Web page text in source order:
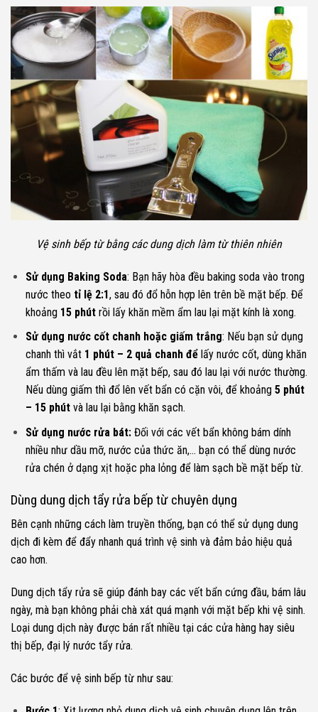
Vệ sinh bếp từ bằng các dung dịch làm từ thiên nhiên
Sử dụng Baking Soda: Bạn hãy hòa đều baking soda vào trong
nước theo tỉ lệ 2:1, sau đó đổ hỗn hợp lên trên bề mặt bếp. Để
khoảng 15 phútrồi lấy khăn mềm ẩm lau lại mặt kính là xong.
Sử dụng nước cốt chanh hoặc giấm trắng: Nếu bạn sử dụng
chanh thì vắt1 phút – 2 quả chanh đểlấy nước cốt, dùng khăn
ẩm thấm và lau đều lên mặt bếp, sau đó lau lại với nước thường.
Nếu dùng giấm thì đổ lên vết bẩn có cặn vôi, để khoảng 5 phút
– 15 phútvà lau lại bằng khăn sạch.
Sử dụng nước rửa bát: Đối với các vết bẩn không bám dính
nhiều như dầu mỡ, nước của thức ăn,… bạn có thể dùng nước
rửa chén ở dạng xịt hoặc pha lỏng để làm sạch bề mặt bếp từ.
Dùng dung dịch tẩy rửa bếp từ chuyên dụng
Bên cạnh những cách làm truyền thống, bạn có thể sử dụng dung
dịch đi kèm để đẩy nhanh quá trình vệ sinh và đảm bảo hiệu quả
cao hơn.
Dung dịch tẩy rửa sẽ giúp đánh bay các vết bẩn cứng đầu, bám lâu
ngày, mà bạn không phải chà xát quá mạnh với mặt bếp khi vệ sinh.
Loại dung dịch này được bán rất nhiều tại các cửa hàng hay siêu
thị bếp, đại lý nước tẩy rửa.
Các bước để vệ sinh bếp từ như sau: